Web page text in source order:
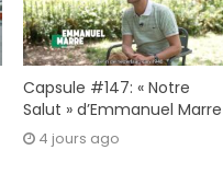
Capsule #147: « Notre
Salut » d’Emmanuel Marre
4 jours ago